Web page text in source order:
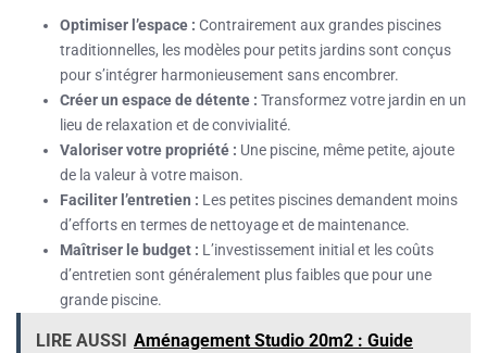
Optimiser l’espace : Contrairement aux grandes piscines
traditionnelles, les modèles pour petits jardins sont conçus
pour s’intégrer harmonieusement sans encombrer.
Créer un espace de détente : Transformez votre jardin en un
lieu de relaxation et de convivialité.
Valoriser votre propriété : Une piscine, même petite, ajoute
de la valeur à votre maison.
Faciliter l’entretien : Les petites piscines demandent moins
d’efforts en termes de nettoyage et de maintenance.
Maîtriser le budget : L’investissement initial et les coûts
d’entretien sont généralement plus faibles que pour une
grande piscine.
LIRE AUSSI Aménagement Studio 20m2 : Guide